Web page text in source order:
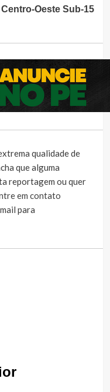
Oeste Sub-15
qualidade de
que alguma
reportagem ou quer
em contato
para